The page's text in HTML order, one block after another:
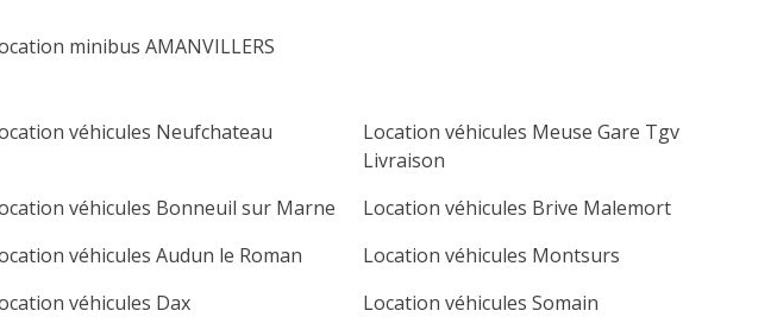
véhicules Neufchateau
Location véhicules Meuse Gare Tgv
Livraison
véhicules Bonneuil sur Marne
Location véhicules Brive Malemort
véhicules Audun le Roman
Location véhicules Montsurs
véhicules Dax
Location véhicules Somain
minibus AMANVILLERS